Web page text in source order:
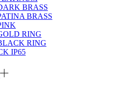
BRASS
BRASS
RING
RING
IP65